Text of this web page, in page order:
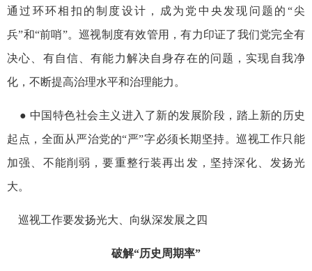
通过环环相扣的制度设计，成为党中央发现问题的“尖
兵”和“前哨”。巡视制度有效管用，有力印证了我们党完全有
决心、有自信、有能力解决自身存在的问题，实现自我净
化，不断提高治理水平和治理能力。
● 中国特色社会主义进入了新的发展阶段，踏上新的历史
起点，全面从严治党的“严”字必须长期坚持。巡视工作只能
加强、不能削弱，要重整行装再出发，坚持深化、发扬光
大。
巡视工作要发扬光大、向纵深发展之四
破解“历史周期率”